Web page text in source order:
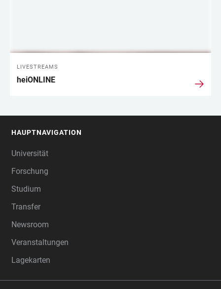
LIVESTREAMS
heiONLINE
HAUPTNAVIGATION
Universität
Forschung
Studium
Transfer
Newsroom
Veranstaltungen
Lagekarten